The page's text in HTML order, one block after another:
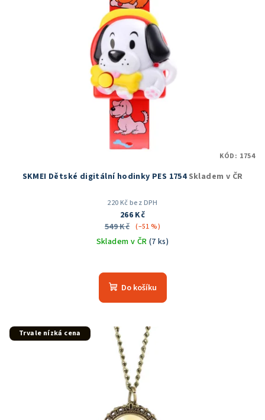
SKMEI Dětské digitální hodinky PES 1754Skladem v ČR
220 Kč bez DPH
266 Kč
549 Kč (–51 %)
Skladem v ČR (7 ks)
hodnocení
produktu
hvězdiček.
Do košíku
KÓD: 1754
Trvale nízká cena